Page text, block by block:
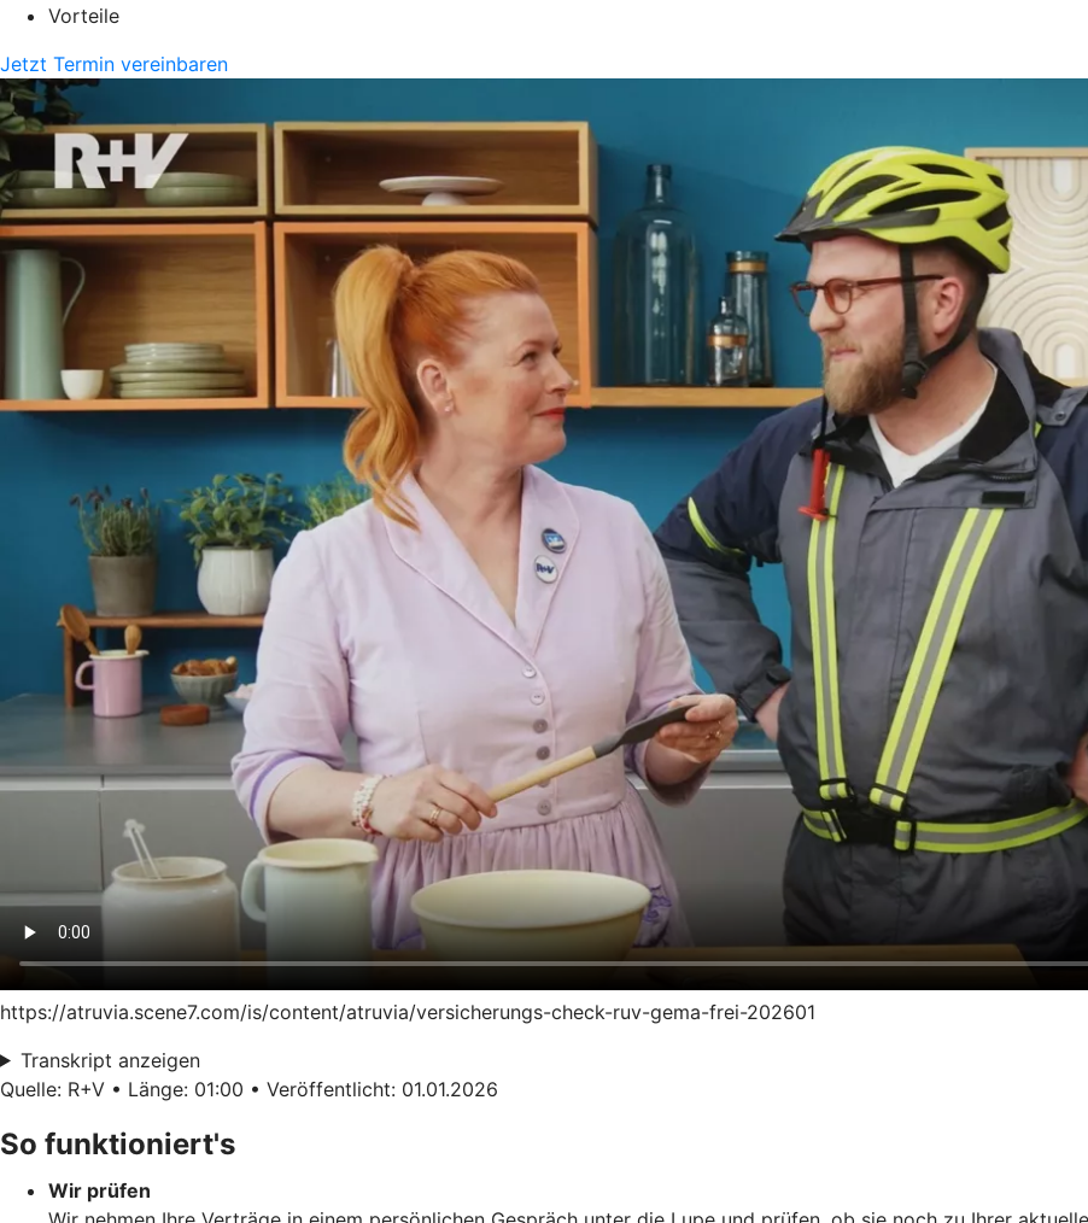
Vorteile
Jetzt Termin vereinbaren
https://atruvia.scene7.com/is/content/atruvia/versicherungs-check-ruv-gema-frei-202601
Transkript anzeigen
Quelle: R+V • Länge: 01:00 • Veröffentlicht: 01.01.2026
So funktioniert's
Wir prüfen